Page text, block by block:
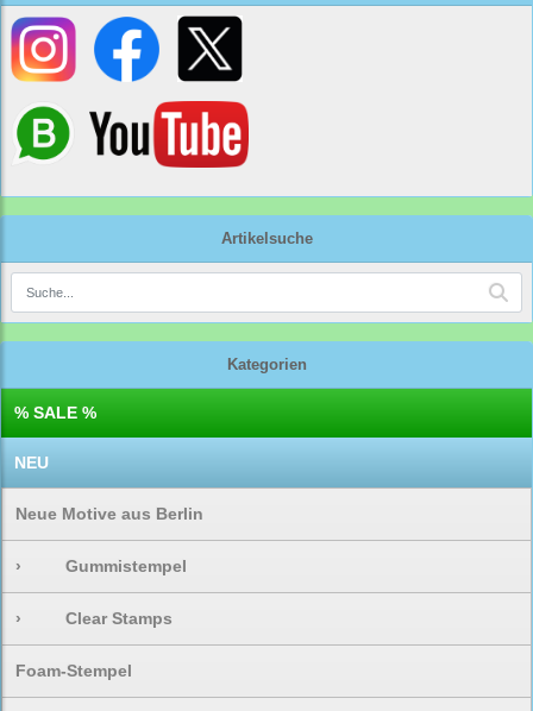
Artikelsuche
Kategorien
% SALE %
NEU
Neue Motive aus Berlin
› Gummistempel
› Clear Stamps
Foam-Stempel